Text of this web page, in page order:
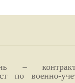
–
по военно-